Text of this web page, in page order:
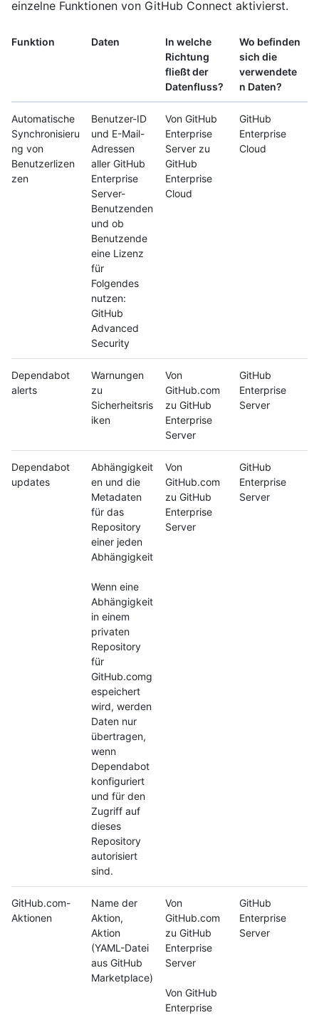
einzelne Funktionen von GitHub Connect aktivierst.
Funktion Daten
In welche
Richtung
fließt der
Datenfluss?
Wo befinden
sich die
verwendete
n Daten?
Automatische
Synchronisieru
ng von
Benutzerlizen
zen
Benutzer-ID
und E-Mail-
Adressen
aller GitHub
Enterprise
Server-
Benutzenden
und ob
Benutzende
eine Lizenz
für
Folgendes
nutzen:
GitHub
Advanced
Security
Von GitHub
Enterprise
Server zu
GitHub
Enterprise
Cloud
GitHub
Enterprise
Cloud
Dependabot
alerts
Warnungen
zu
Sicherheitsris
iken
Von
GitHub.com
zu GitHub
Enterprise
Server
GitHub
Enterprise
Server
Dependabot
updates
Abhängigkeit
en und die
Metadaten
für das
Repository
einer jeden
Abhängigkeit
Wenn eine
Abhängigkeit
in einem
privaten
Repository
für
GitHub.comg
espeichert
wird, werden
Daten nur
übertragen,
wenn
Dependabot
konfiguriert
und für den
Zugriff auf
dieses
Repository
autorisiert
sind.
Von
GitHub.com
zu GitHub
Enterprise
Server
GitHub
Enterprise
Server
GitHub.com-
Aktionen
Name der
Aktion,
Aktion
(YAML-Datei
aus GitHub
Marketplace)
Von
GitHub.com
zu GitHub
Enterprise
Server
Von GitHub
Enterprise
GitHub
Enterprise
Server